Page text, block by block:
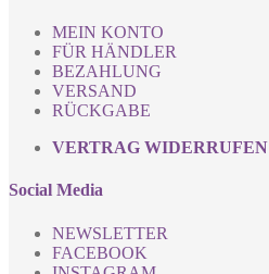
MEIN KONTO
FÜR HÄNDLER
BEZAHLUNG
VERSAND
RÜCKGABE
VERTRAG WIDERRUFEN
Social Media
NEWSLETTER
FACEBOOK